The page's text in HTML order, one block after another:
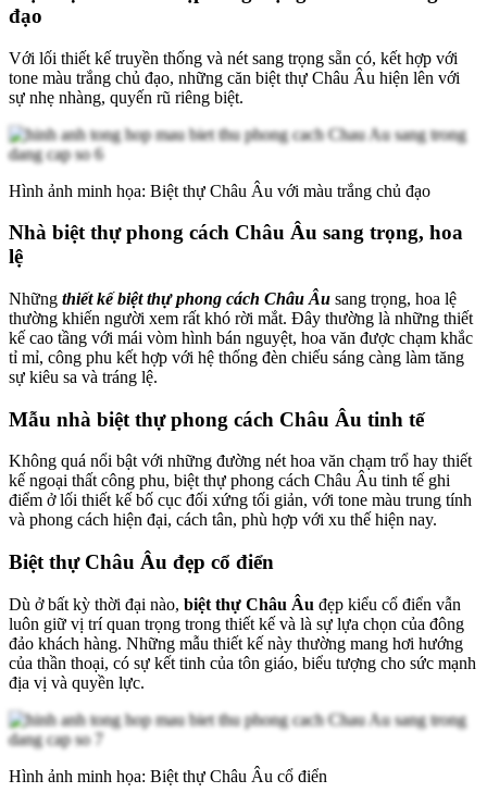
đạo
Với lối thiết kế truyền thống và nét sang trọng sẵn có, kết hợp với
tone màu trắng chủ đạo, những căn biệt thự Châu Âu hiện lên với
sự nhẹ nhàng, quyến rũ riêng biệt.
Hình ảnh minh họa: Biệt thự Châu Âu với màu trắng chủ đạo
Nhà biệt thự phong cách Châu Âu sang trọng, hoa
lệ
Những thiết kế biệt thự phong cách Châu Âu sang trọng, hoa lệ
thường khiến người xem rất khó rời mắt. Đây thường là những thiết
kế cao tầng với mái vòm hình bán nguyệt, hoa văn được chạm khắc
tỉ mỉ, công phu kết hợp với hệ thống đèn chiếu sáng càng làm tăng
sự kiêu sa và tráng lệ.
Mẫu nhà biệt thự phong cách Châu Âu tinh tế
Không quá nổi bật với những đường nét hoa văn chạm trổ hay thiết
kế ngoại thất công phu, biệt thự phong cách Châu Âu tinh tế ghi
điểm ở lối thiết kế bố cục đối xứng tối giản, với tone màu trung tính
và phong cách hiện đại, cách tân, phù hợp với xu thế hiện nay.
Biệt thự Châu Âu đẹp cổ điển
Dù ở bất kỳ thời đại nào, biệt thự Châu Âu đẹp kiểu cổ điển vẫn
luôn giữ vị trí quan trọng trong thiết kế và là sự lựa chọn của đông
đảo khách hàng. Những mẫu thiết kế này thường mang hơi hướng
của thần thoại, có sự kết tinh của tôn giáo, biểu tượng cho sức mạnh
địa vị và quyền lực.
Hình ảnh minh họa: Biệt thự Châu Âu cổ điển